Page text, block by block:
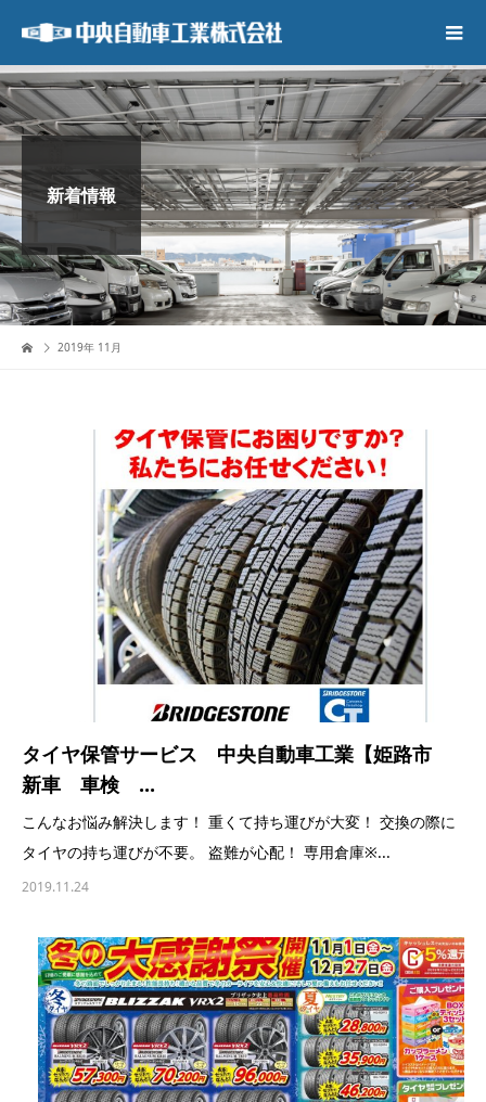
新着情報
2019年 11月
タイヤ保管サービス 中央自動車工業【姫路市
新車 車検 ...
こんなお悩み解決します！ 重くて持ち運びが大変！ 交換の際に
タイヤの持ち運びが不要。 盗難が心配！ 専用倉庫※...
2019.11.24